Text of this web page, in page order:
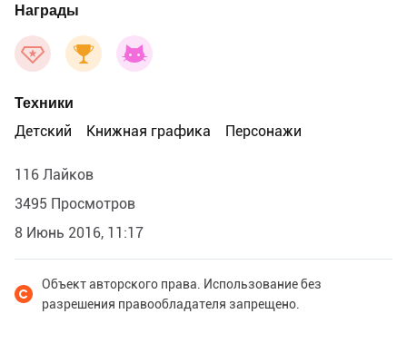
Награды
Техники
Детский
Книжная графика Персонажи
116 Лайков
3495 Просмотров
8 Июнь 2016, 11:17
Объект авторского права. Использование без
разрешения правообладателя запрещено.